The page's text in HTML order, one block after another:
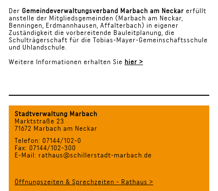
Der Gemeindeverwaltungsverband Marbach am Neckar erfüllt
anstelle der Mitgliedsgemeinden (Marbach am Neckar,
Benningen, Erdmannhausen, Affalterbach) in eigener
Zuständigkeit die vorbereitende Bauleitplanung, die
Schulträgerschaft für die Tobias-Mayer-Gemeinschaftsschule
und Uhlandschule.
Weitere Informationen erhalten Sie hier >
Stadtverwaltung Marbach
Marktstraße 23
71672 Marbach am Neckar
Telefon: 07144/102-0
Fax: 07144/102-300
E-Mail: rathaus@schillerstadt-marbach.de
Öffnungszeiten & Sprechzeiten - Rathaus >